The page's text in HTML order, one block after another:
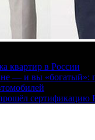
квартир в России
— и вы
сертификацию